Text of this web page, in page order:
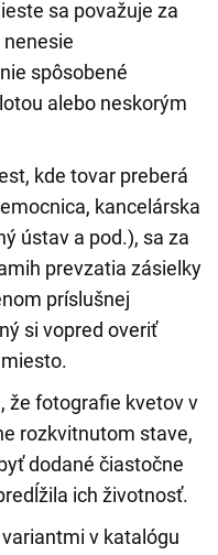
sa považuje za
spôsobené
alebo neskorým
kde tovar preberá
kancelárska
ústav a pod.), sa za
prevzatia zásielky
príslušnej
si vopred overiť
že fotografie kvetov v
rozkvitnutom stave,
dodané čiastočne
ich životnosť.
v katalógu